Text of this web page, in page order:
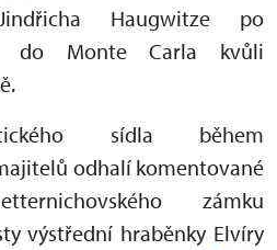
Haugwitze po
do Monte Carla kvůli
sídla během
odhalí komentované
zámku
výstřední hraběnky Elvíry